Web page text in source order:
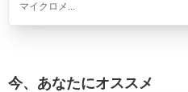
マイクロメ...
今、あなたにオススメ